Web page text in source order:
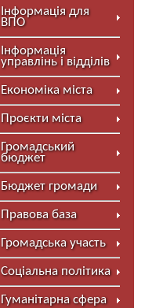
Інформація для
ВПО
Інформація
управлінь і відділів
Економіка міста
Проєкти міста
Громадський
бюджет
Бюджет громади
Правова база
Громадська участь
Соціальна політика
Гуманітарна сфера